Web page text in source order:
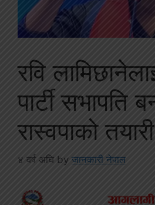
रवि
पार्टी सभापति
रास्वपाको तयारी
४ वर्ष अघि by जानकारी नेपाल